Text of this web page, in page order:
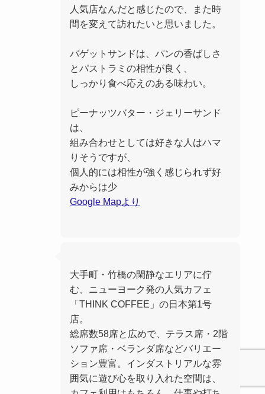
人気店なんだと感じたので、また時
間を変えて訪れたいと思いました。
バゲットサンドは、パンの香ばしさ
とパストラミの相性が良く、
しっかり食べ応えのある味わい。
ピーナッツバター・ジェリーサンド
は、
組み合わせとしては好きな人はハマ
りそうですが、
個人的には相性が強く感じられず好
みからは少
Google Mapより
大手町・竹橋の閑静なエリアに佇
む、ニューヨーク発の人気カフェ
「THINK COFFEE」の日本第1号
店。
総席数58席と広めで、テラス席・2階
ソファ席・ベランダ席などバリエー
ション豊富。インダストリアルな雰
囲気に遊び心を取り入れた空間は、